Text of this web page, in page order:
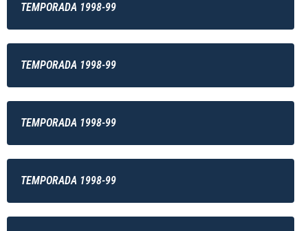
TEMPORADA 1998-99
TEMPORADA 1998-99
TEMPORADA 1998-99
TEMPORADA 1998-99